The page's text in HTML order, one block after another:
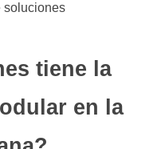
soluciones
tiene la
en la